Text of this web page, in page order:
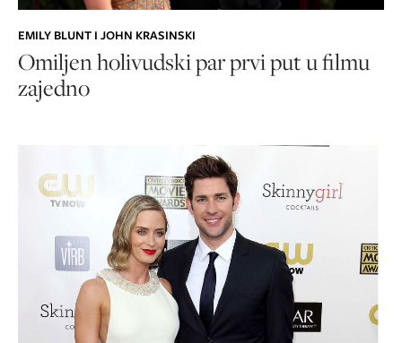
EMILY BLUNT I JOHN KRASINSKI
Omiljen holivudski par prvi put u filmu
zajedno